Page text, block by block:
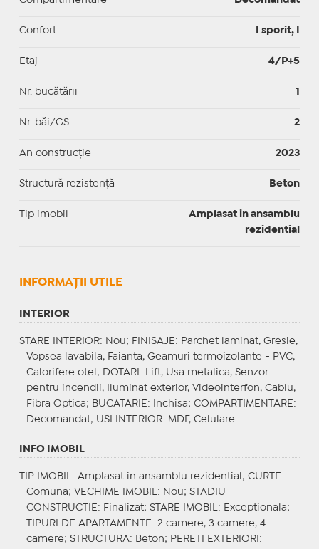
Confort I sporit, I
Etaj 4/P+5
Nr. bucătării 1
Nr. băi/GS 2
An construcție 2023
Structură rezistență Beton
Tip imobil
Amplasat in ansamblu
rezidential
INFORMAŢII UTILE
INTERIOR
STARE INTERIOR: Nou; FINISAJE : Parchet laminat, Gresie,
Vopsea lavabila, Faianta, Geamuri termoizolante - PVC,
Calorifere otel;
DOTARI : Lift, Usa metalica, Senzor
pentru incendii, Iluminat exterior, Videointerfon, Cablu,
Fibra Optica; BUCATARIE : Inchisa; COMPARTIMENTARE :
Decomandat; USI INTERIOR: MDF, Celulare
INFO IMOBIL
TIP IMOBIL : Amplasat in ansamblu rezidential; CURTE :
Comuna; VECHIME IMOBIL : Nou; STADIU
CONSTRUCTIE : Finalizat; STARE IMOBIL : Exceptionala;
TIPURI DE APARTAMENTE : 2 camere, 3 camere, 4
camere; STRUCTURA: Beton; PERETI EXTERIORI :